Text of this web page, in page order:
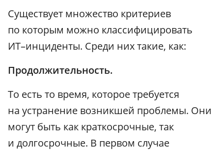
Существует множество критериев
по которым можно классифицировать
ИТ–инциденты. Среди них такие, как:
Продолжительность.
То есть то время, которое требуется
на устранение возникшей проблемы. Они
могут быть как краткосрочные, так
и долгосрочные. В первом случае